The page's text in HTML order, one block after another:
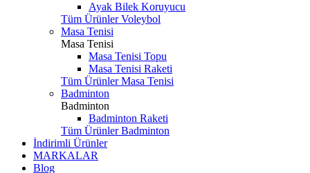
Ayak Bilek Koruyucu
Tüm Ürünler Voleybol
Masa Tenisi
Masa Tenisi
Masa Tenisi Topu
Masa Tenisi Raketi
Tüm Ürünler Masa Tenisi
Badminton
Badminton
Badminton Raketi
Tüm Ürünler Badminton
İndirimli Ürünler
MARKALAR
Blog